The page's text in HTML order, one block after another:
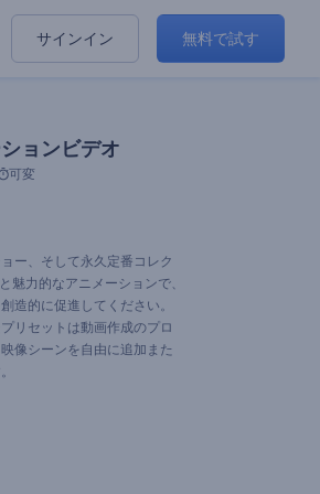
サインイン 無料で試す
ョンビデオ
可変
ー、そして永久定番コレク
魅力的なアニメーションで、
造的に促進してください。
リセットは動画作成のプロ
像シーンを自由に追加また